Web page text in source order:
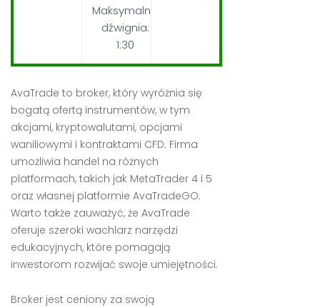
Maksymalna
dźwignia:
1:30
AvaTrade to broker, który wyróżnia się
bogatą ofertą instrumentów, w tym
akcjami, kryptowalutami, opcjami
waniliowymi i kontraktami CFD. Firma
umożliwia handel na różnych
platformach, takich jak MetaTrader 4 i 5
oraz własnej platformie AvaTradeGO.
Warto także zauważyć, że AvaTrade
oferuje szeroki wachlarz narzędzi
edukacyjnych, które pomagają
inwestorom rozwijać swoje umiejętności.
Broker jest ceniony za swoją